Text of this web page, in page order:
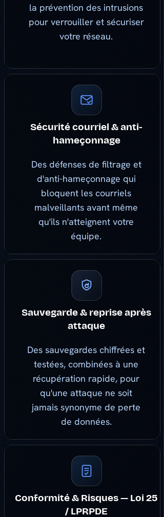
la prévention des intrusions
pour verrouiller et sécuriser
votre réseau.
Sécurité courriel & anti-
hameçonnage
Des défenses de filtrage et
d'anti-hameçonnage qui
bloquent les courriels
malveillants avant même
qu'ils n'atteignent votre
équipe.
Sauvegarde & reprise après
attaque
Des sauvegardes chiffrées et
testées, combinées à une
récupération rapide, pour
qu'une attaque ne soit
jamais synonyme de perte
de données.
Conformité & Risques — Loi 25
/ LPRPDE